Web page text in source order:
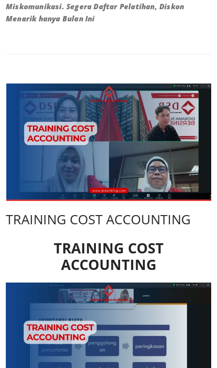
Miskomunikasi. Segera Daftar Pelatihan, Diskon
Menarik hanya Bulan Ini
TRAINING COST ACCOUNTING
TRAINING COST
ACCOUNTING